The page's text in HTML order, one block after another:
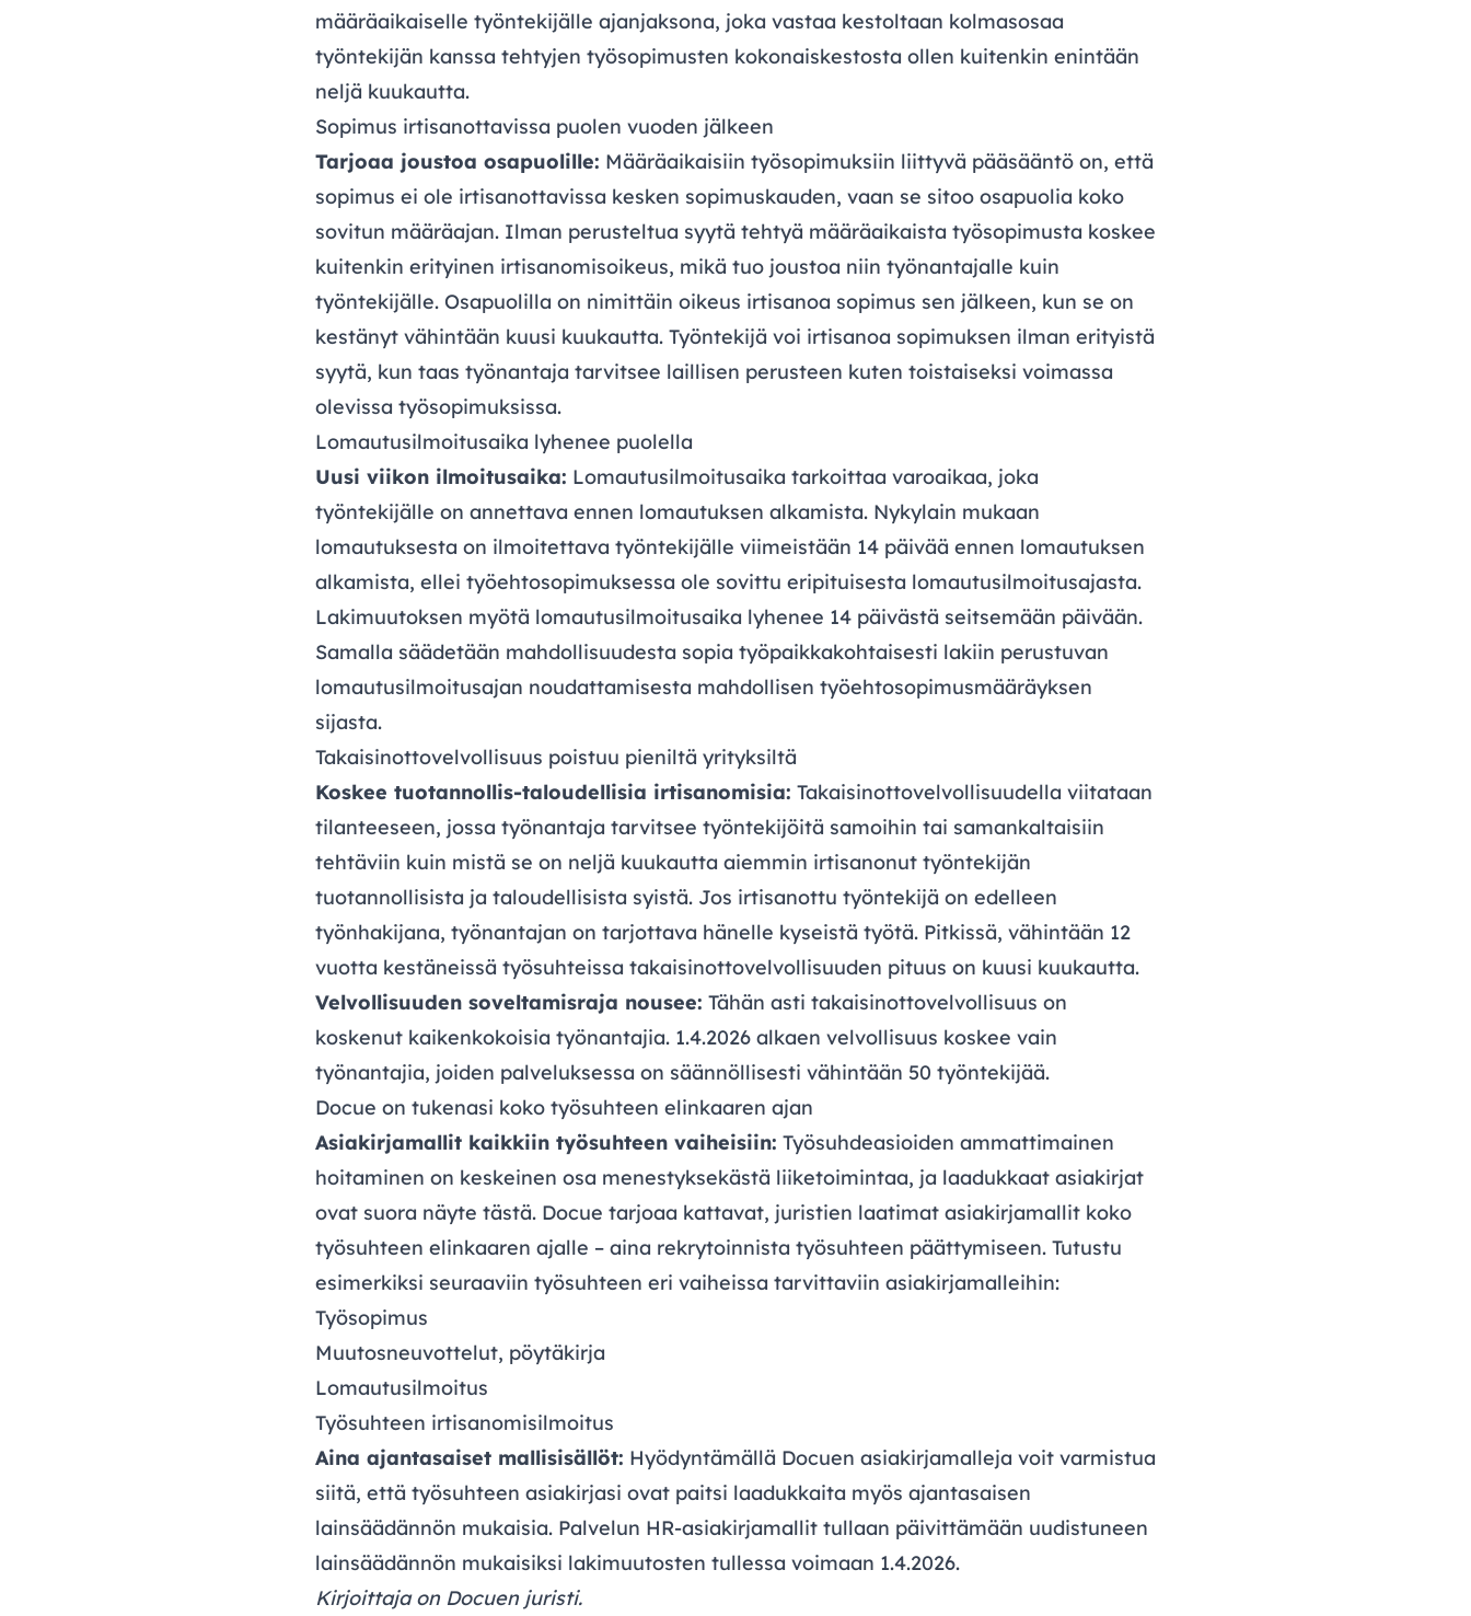
määräaikaiselle työntekijälle ajanjaksona, joka vastaa kestoltaan kolmasosaa
työntekijän kanssa tehtyjen työsopimusten kokonaiskestosta ollen kuitenkin enintään
neljä kuukautta.
Sopimus irtisanottavissa puolen vuoden jälkeen
Tarjoaa joustoa osapuolille: Määräaikaisiin työsopimuksiin liittyvä pääsääntö on, että
sopimus ei ole irtisanottavissa kesken sopimuskauden, vaan se sitoo osapuolia koko
sovitun määräajan. Ilman perusteltua syytä tehtyä määräaikaista työsopimusta koskee
kuitenkin erityinen irtisanomisoikeus, mikä tuo joustoa niin työnantajalle kuin
työntekijälle. Osapuolilla on nimittäin oikeus irtisanoa sopimus sen jälkeen, kun se on
kestänyt vähintään kuusi kuukautta. Työntekijä voi irtisanoa sopimuksen ilman erityistä
syytä, kun taas työnantaja tarvitsee laillisen perusteen kuten toistaiseksi voimassa
olevissa työsopimuksissa.
Lomautusilmoitusaika lyhenee puolella
Uusi viikon ilmoitusaika: Lomautusilmoitusaika tarkoittaa varoaikaa, joka
työntekijälle on annettava ennen lomautuksen alkamista. Nykylain mukaan
lomautuksesta on ilmoitettava työntekijälle viimeistään 14 päivää ennen lomautuksen
alkamista, ellei työehtosopimuksessa ole sovittu eripituisesta lomautusilmoitusajasta.
Lakimuutoksen myötä lomautusilmoitusaika lyhenee 14 päivästä seitsemään päivään.
Samalla säädetään mahdollisuudesta sopia työpaikkakohtaisesti lakiin perustuvan
lomautusilmoitusajan noudattamisesta mahdollisen työehtosopimusmääräyksen
sijasta.
Takaisinottovelvollisuus poistuu pieniltä yrityksiltä
Koskee tuotannollis-taloudellisia irtisanomisia: Takaisinottovelvollisuudella viitataan
tilanteeseen, jossa työnantaja tarvitsee työntekijöitä samoihin tai samankaltaisiin
tehtäviin kuin mistä se on neljä kuukautta aiemmin irtisanonut työntekijän
tuotannollisista ja taloudellisista syistä. Jos irtisanottu työntekijä on edelleen
työnhakijana, työnantajan on tarjottava hänelle kyseistä työtä. Pitkissä, vähintään 12
vuotta kestäneissä työsuhteissa takaisinottovelvollisuuden pituus on kuusi kuukautta.
Velvollisuuden soveltamisraja nousee: Tähän asti takaisinottovelvollisuus on
koskenut kaikenkokoisia työnantajia. 1.4.2026 alkaen velvollisuus koskee vain
työnantajia, joiden palveluksessa on säännöllisesti vähintään 50 työntekijää.
Docue on tukenasi koko työsuhteen elinkaaren ajan
Asiakirjamallit kaikkiin työsuhteen vaiheisiin: Työsuhdeasioiden ammattimainen
hoitaminen on keskeinen osa menestyksekästä liiketoimintaa, ja laadukkaat asiakirjat
ovat suora näyte tästä. Docue tarjoaa kattavat, juristien laatimat asiakirjamallit koko
työsuhteen elinkaaren ajalle – aina rekrytoinnista työsuhteen päättymiseen. Tutustu
esimerkiksi seuraaviin työsuhteen eri vaiheissa tarvittaviin asiakirjamalleihin:
Työsopimus
Muutosneuvottelut, pöytäkirja
Lomautusilmoitus
Työsuhteen irtisanomisilmoitus
Aina ajantasaiset mallisisällöt: Hyödyntämällä Docuen asiakirjamalleja voit varmistua
siitä, että työsuhteen asiakirjasi ovat paitsi laadukkaita myös ajantasaisen
lainsäädännön mukaisia. Palvelun HR-asiakirjamallit tullaan päivittämään uudistuneen
lainsäädännön mukaisiksi lakimuutosten tullessa voimaan 1.4.2026.
Kirjoittaja on Docuen juristi.